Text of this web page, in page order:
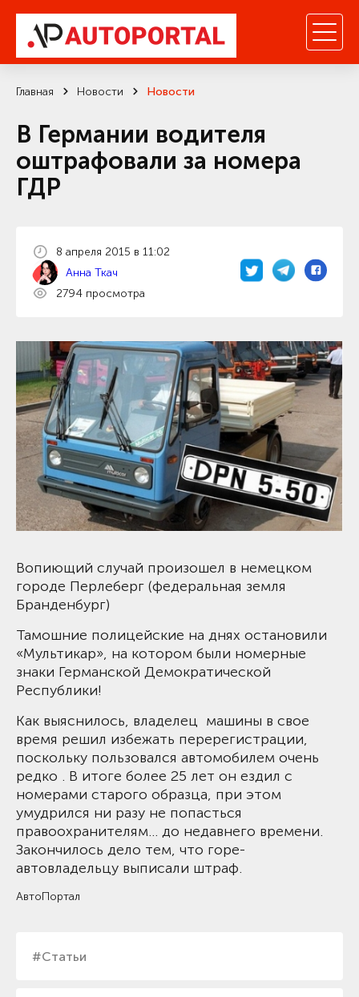
Главная Новости Новости
В Германии водителя
оштрафовали за номера
ГДР
#Статьи
8 апреля 2015 в 11:02
Анна Ткач
2794 просмотра
Вопиющий случай произошел в немецком
городе Перлеберг (федеральная земля
Бранденбург)
Тамошние полицейские на днях остановили
«Мультикар», на котором были номерные
знаки Германской Демократической
Республики!
Как выяснилось, владелец машины в свое
время решил избежать перерегистрации,
поскольку пользовался автомобилем очень
редко . В итоге более 25 лет он ездил с
номерами старого образца, при этом
умудрился ни разу не попасться
правоохранителям… до недавнего времени.
Закончилось дело тем, что горе-
автовладельцу выписали штраф.
АвтоПортал